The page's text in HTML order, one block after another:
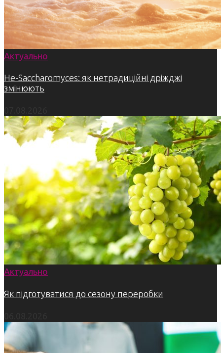
Актуально
Не-Saccharomyces: як нетрадиційні дріжджі
змінюють
Актуально
Як підготуватися до сезону переробки